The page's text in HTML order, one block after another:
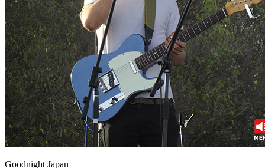
Goodnight Japan